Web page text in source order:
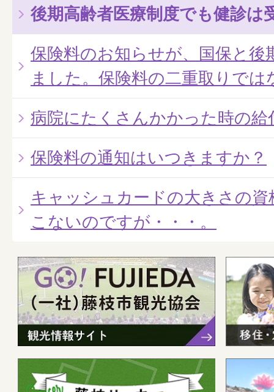
後期高齢者医療制度でも健診は
保険料のお知らせが、国保と後
ました。保険料の二重取りでは
病院にたくさんかかった時の
保険料の通知はいつきますか？
キャッシュカードの大きさの
こないのですが・・・。